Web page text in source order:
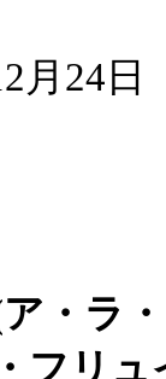
24日
ア・ラ
フリ